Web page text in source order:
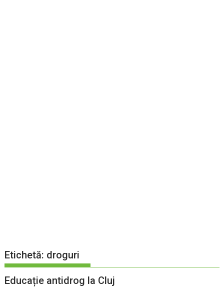
Etichetă: droguri
Educație antidrog la Cluj